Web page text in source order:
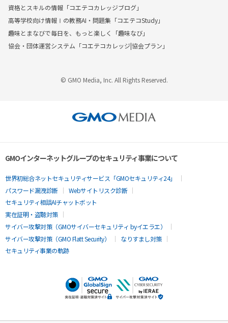
資格とスキルの情報「コエテコカレッジブログ」
高等学校向け情報Ⅰの教務AI・問題集「コエテコStudy」
趣味とまなびで毎日を、もっと楽しく「趣味なび」
協会・団体運営システム「コエテコカレッジ|協会プラン」
© GMO Media, Inc. All Rights Reserved.
GMOインターネットグループのセキュリティ事業について
世界初総合ネットセキュリティサービス「GMOセキュリティ24」
パスワード漏洩診断
Webサイトリスク診断
セキュリティ相談AIチャットボット
実在証明・盗聴対策
サイバー攻撃対策（GMOサイバーセキュリティ byイエラエ）
サイバー攻撃対策（GMO Flatt Security）
なりすまし対策
セキュリティ事業の軌跡